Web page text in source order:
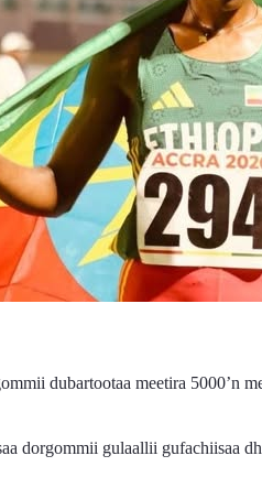
dubartootaa meetira 5000’n
dorgommii gulaallii gufachiisaa